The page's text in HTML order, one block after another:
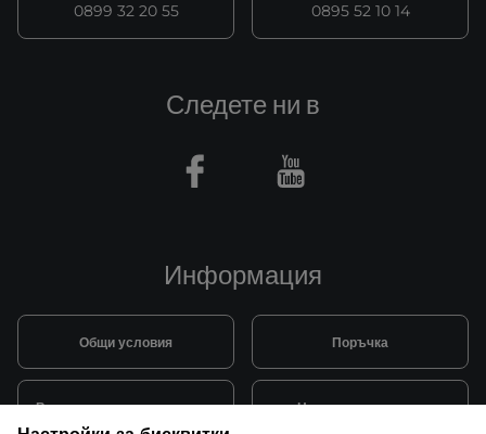
0899 32 20 55 0895 52 10 14
Информация
Общи условия Поръчка
Видове и цена за транспорт Начини на плащане
Следете ни в
Facebook Youtube